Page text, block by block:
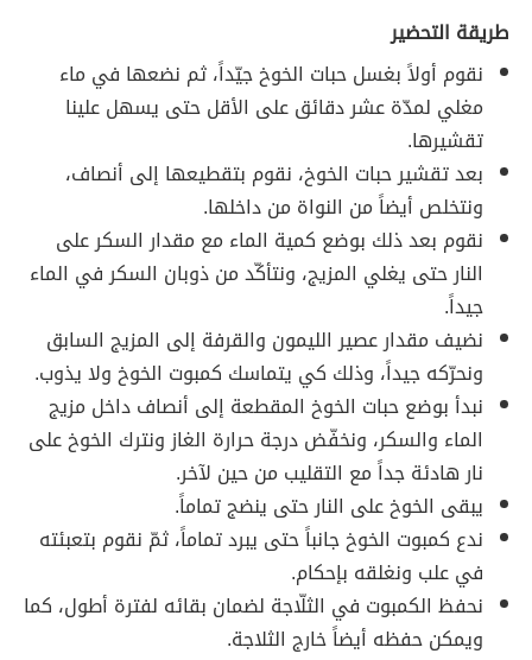
طريقة التحضير
نقوم أولاً بغسل حبات الخوخ جيّداً، ثم نضعها في ماء
مغلي لمدّة عشر دقائق على الأقل حتى يسهل علينا
تقشيرها.
بعد تقشير حبات الخوخ، نقوم بتقطيعها إلى أنصاف،
ونتخلص أيضاً من النواة من داخلها.
نقوم بعد ذلك بوضع كمية الماء مع مقدار السكر على
النار حتى يغلي المزيج، ونتأكّد من ذوبان السكر في الماء
جيداً.
نضيف مقدار عصير الليمون والقرفة إلى المزيج السابق
ونحرّكه جيداً، وذلك كي يتماسك كمبوت الخوخ ولا يذوب.
نبدأ بوضع حبات الخوخ المقطعة إلى أنصاف داخل مزيج
الماء والسكر، ونخفّض درجة حرارة الغاز ونترك الخوخ على
نار هادئة جداً مع التقليب من حين لآخر.
يبقى الخوخ على النار حتى ينضج تماماً.
ندع كمبوت الخوخ جانباً حتى يبرد تماماً، ثمّ نقوم بتعبئته
في علب ونغلقه بإحكام.
نحفظ الكمبوت في الثلّاجة لضمان بقائه لفترة أطول، كما
ويمكن حفظه أيضاً خارج الثلاجة.